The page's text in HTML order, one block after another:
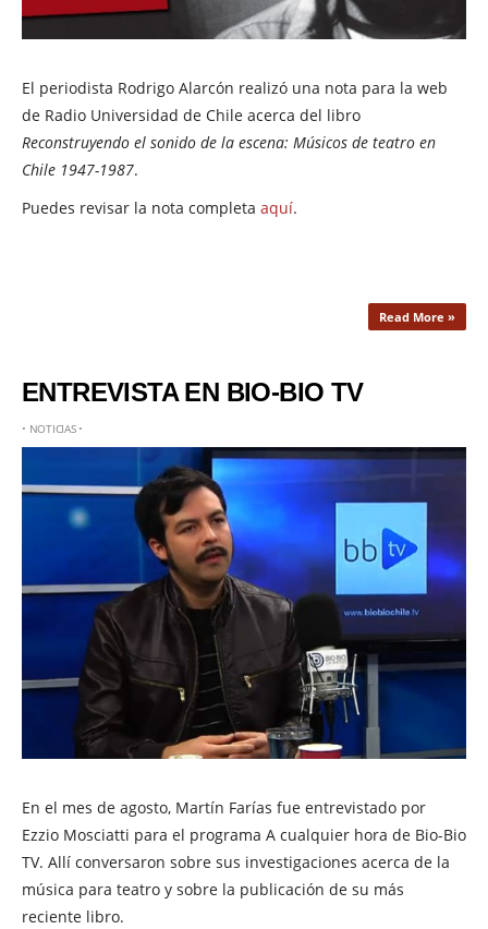
El periodista Rodrigo Alarcón realizó una nota para la web
de Radio Universidad de Chile acerca del libro
Reconstruyendo el sonido de la escena: Músicos de teatro en
Chile 1947-1987.
Puedes revisar la nota completa aquí.
Read More »
ENTREVISTA EN BIO-BIO TV
• NOTICIAS•
En el mes de agosto, Martín Farías fue entrevistado por
Ezzio Mosciatti para el programa A cualquier hora de Bio-Bio
TV. Allí conversaron sobre sus investigaciones acerca de la
música para teatro y sobre la publicación de su más
reciente libro.